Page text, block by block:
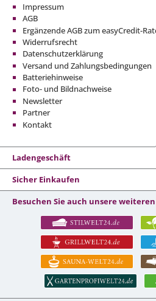
Impressum
AGB
Ergänzende AGB zum easyCredit-
Widerrufsrecht
Datenschutzerklärung
Versand und Zahlungsbedingungen
Batteriehinweise
Foto- und Bildnachweise
Newsletter
Partner
Kontakt
Ladengeschäft
Sicher Einkaufen
Besuchen Sie auch unsere